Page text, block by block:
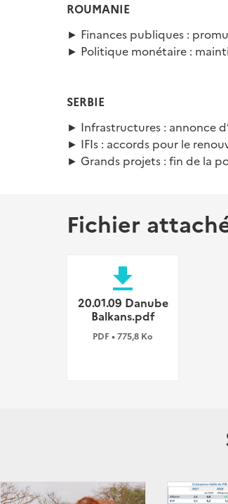
ROUMANIE
► Finances publiques :
► Politique monétaire :
SERBIE
► Infrastructures : annonce
► IFIs : accords pour le
► Grands projets : fin de la
Fichier
file_download
20.01.09 Danube
Balkans.pdf
PDF • 775,8 Ko